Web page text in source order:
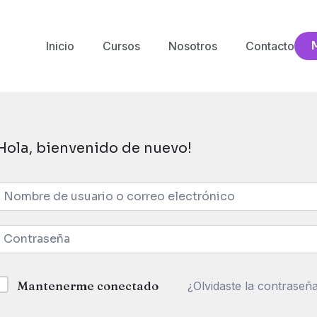
Inicio Cursos Nosotros Contacto
bienvenido de nuevo!
Mantenerme conectado ¿Olvidaste la